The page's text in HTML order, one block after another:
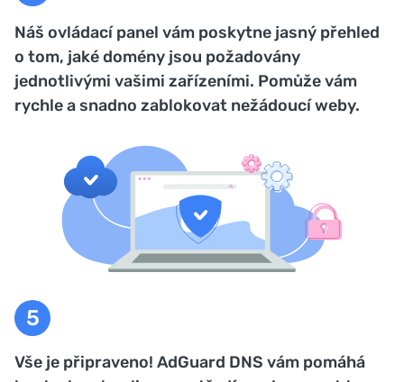
Náš ovládací panel vám poskytne jasný přehled
o tom, jaké domény jsou požadovány
jednotlivými vašimi zařízeními. Pomůže vám
rychle a snadno zablokovat nežádoucí weby.
Vše je připraveno! AdGuard DNS vám pomáhá